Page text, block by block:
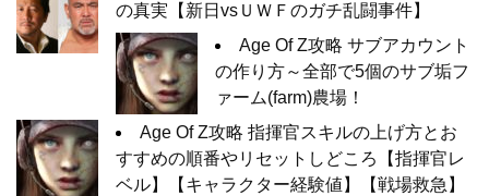
の真実【新日vsＵＷＦのガチ乱闘事件】
Age Of Z攻略 サブアカウント
の作り方～全部で5個のサブ垢フ
ァーム(farm)農場！
Age Of Z攻略 指揮官スキルの上げ方とお
すすめの順番やリセットしどころ【指揮官レ
ベル】【キャラクター経験値】【戦場救急】